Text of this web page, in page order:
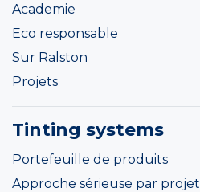
Academie
Eco responsable
Sur Ralston
Projets
Tinting systems
Portefeuille de produits
Approche sérieuse par projet